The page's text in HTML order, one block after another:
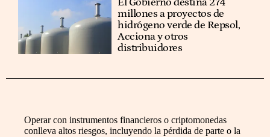
El Gobierno destina 274
millones a proyectos de
hidrógeno verde de Repsol,
Acciona y otros
distribuidores
Operar con instrumentos financieros o criptomonedas
conlleva altos riesgos, incluyendo la pérdida de parte o la